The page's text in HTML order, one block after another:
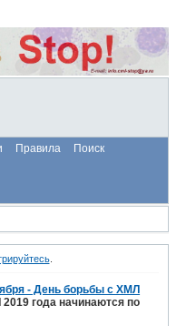
Правила
Поиск
.
- День борьбы с ХМЛ
года начинаются по